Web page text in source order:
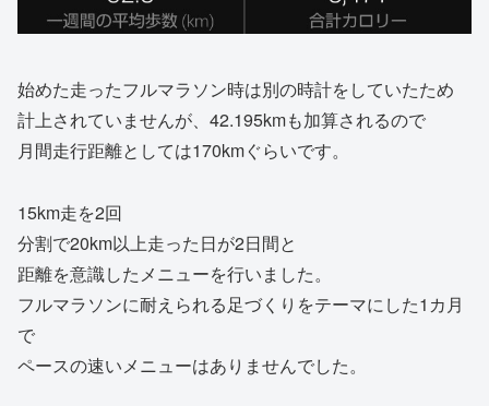
始めた走ったフルマラソン時は別の時計をしていたため
計上されていませんが、42.195kmも加算されるので
月間走行距離としては170kmぐらいです。
15km走を2回
分割で20km以上走った日が2日間と
距離を意識したメニューを行いました。
フルマラソンに耐えられる足づくりをテーマにした1カ月
で
ペースの速いメニューはありませんでした。